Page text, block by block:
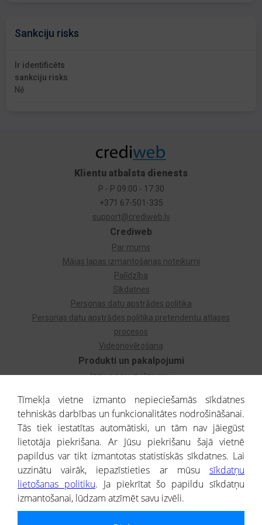
Sankciju risks
Ir identificēts
sankciju risks
Nē
Produkti un pakalpojumi
Izziņa par uzņēmumu
Dzimtas koks
Uzņēmumu atlase
Monitorings
Kredītizziņa par ārvalstu uzņēmumiem
Crediweb
Par mums
Mājas lapas izmantošanas noteikumi
Palīdzība
Sīkdatnes
Personas datu apstrādes politika
Personas datu apstrādes politika pretendentu atlases
procesos
Videonovērošana
Klientu atbalsta dienests
P - P 09:00 - 17:30
+371 67-501-335
support@crediweb.lv
® CREDITREFORM Latvija
SIA
Tīmekļa vietne izmanto nepieciešamās sīkdatnes
tehniskās darbības un funkcionalitātes nodrošināšanai.
Tās tiek iestatītas automātiski, un tām nav jāiegūst
lietotāja piekrišana. Ar Jūsu piekrišanu šajā vietnē
papildus var tikt izmantotas statistiskās sīkdatnes. Lai
uzzinātu vairāk, iepazīstieties ar mūsu sīkdatņu
lietošanas politiku. Ja piekrītat šo papildu sīkdatņu
izmantošanai, lūdzam atzīmēt savu izvēli.